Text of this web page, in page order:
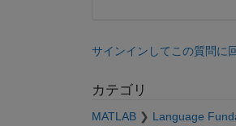
サインインしてこの質問に
カテゴリ
MATLAB Language